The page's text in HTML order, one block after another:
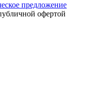
предложение
офертой